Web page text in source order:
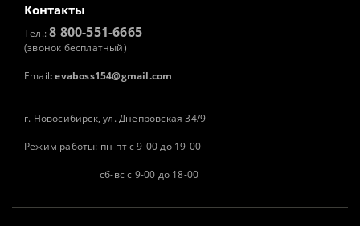
Контакты
Тел.:8 800-551-6665
(звонок бесплатный)
Email: evaboss154@gmail.com
г. Новосибирск, ул. Днепровская 34/9
Режим работы: пн-пт с 9-00 до 19-00
сб-вс с 9-00 до 18-00